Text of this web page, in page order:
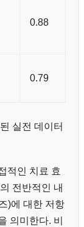
0.88
0.79
실전 데이터
적인 치료 효
전반적인 내
)에 대한 저항
의미한다. 비